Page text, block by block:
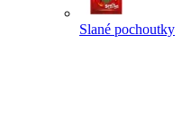
Slané pochoutky